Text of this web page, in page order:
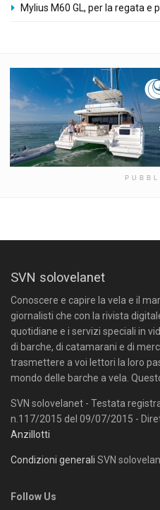
Mylius M60 GL, per la regata e
SVN solovelanet
Conoscere e capire la vela e il
giornalisti che con la rivista
quotidiane e i servizi speciali in
di barche, di catamarani e di
trasmettere a voi lettori la loro
mondo delle barche a vela.
SVN solovelanet - Testata
n.117/2015 del 09/07/2015 -
Anzillotti
Condizioni generali SVN
Follow Us